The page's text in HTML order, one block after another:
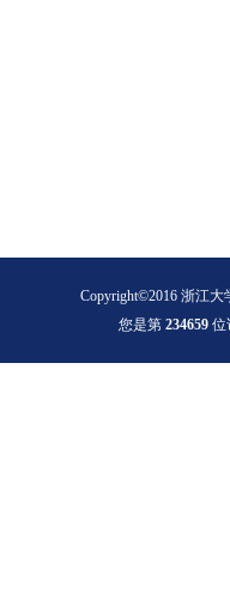
Copyright©2016 浙江大
您是第234659 位